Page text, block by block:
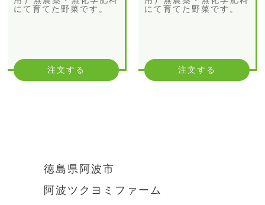
にて育てた野菜です。
注文する
にて育てた野菜です。
注文する
徳島県阿波市
阿波ツクヨミファーム